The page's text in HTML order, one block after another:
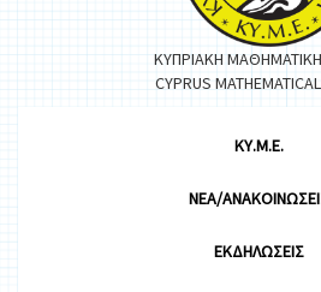
ΚΥΠΡΙΑΚΗ ΜΑΘΗΜΑΤΙΚΗ
CYPRUS
ΚΥ.Μ.Ε.
ΝΕΑ/
ΕΚΔΗΛΩΣΕΙΣ